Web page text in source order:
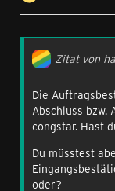
Zitat von
Die
Abschluss bzw.
congstar. Hast
Du müsstest
oder?